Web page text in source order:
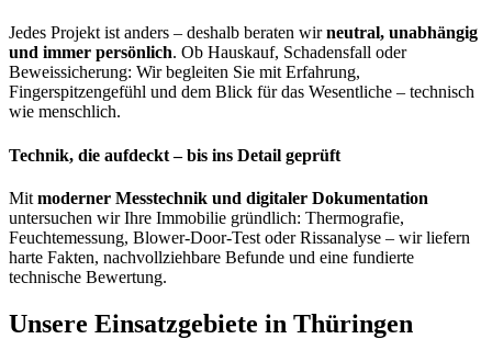
Jedes Projekt ist anders – deshalb beraten wirneutral, unabhängig
und immer persönlich. Ob Hauskauf, Schadensfall oder
Beweissicherung: Wir begleiten Sie mit Erfahrung,
Fingerspitzengefühl und dem Blick für das Wesentliche – technisch
wie menschlich.
Technik, die aufdeckt – bis ins Detail geprüft
Mit moderner Messtechnik und digitaler Dokumentation
untersuchen wir Ihre Immobilie gründlich: Thermografie,
Feuchtemessung, Blower-Door-Test oder Rissanalyse – wir liefern
harte Fakten, nachvollziehbare Befunde und eine fundierte
technische Bewertung.
Unsere Einsatzgebiete in Thüringen